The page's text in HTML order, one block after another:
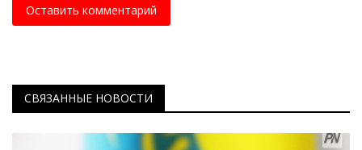
Оставить комментарий
СВЯЗАННЫЕ НОВОСТИ